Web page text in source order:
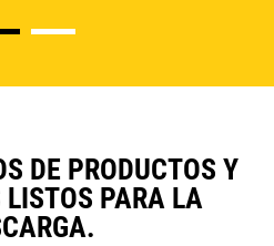
DE PRODUCTOS Y
PARA LA